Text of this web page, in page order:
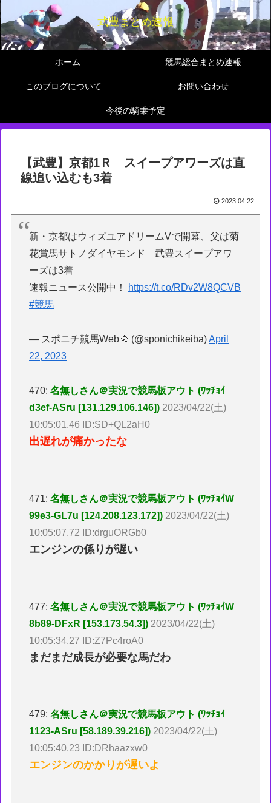
武豊まとめ速報
ホーム 競馬総合まとめ速報
このブログについて お問い合わせ
今後の騎乗予定
【武豊】京都1Ｒ スイープアワーズは直
線追い込むも3着
2023.04.22
新・京都はウィズユアドリームVで開幕、父は菊
花賞馬サトノダイヤモンド 武豊スイープアワ
ーズは3着
速報ニュース公開中！
https://t.co/RDv2W8QCVB
#競馬
— スポニチ競馬Web🐴 (@sponichikeiba)April
22, 2023
470:名無しさん＠実況で競馬板アウト (ﾜｯﾁｮｲ
d3ef-ASru [131.129.106.146]) 2023/04/22(土)
10:05:01.46 ID:SD+QL2aH0
出遅れが痛かったな
471:名無しさん＠実況で競馬板アウト (ﾜｯﾁｮｲW
99e3-GL7u [124.208.123.172]) 2023/04/22(土)
10:05:07.72 ID:drguORGb0
エンジンの係りが遅い
477:名無しさん＠実況で競馬板アウト (ﾜｯﾁｮｲW
8b89-DFxR [153.173.54.3]) 2023/04/22(土)
10:05:34.27 ID:Z7Pc4roA0
まだまだ成長が必要な馬だわ
479:名無しさん＠実況で競馬板アウト (ﾜｯﾁｮｲ
1123-ASru [58.189.39.216]) 2023/04/22(土)
10:05:40.23 ID:DRhaazxw0
エンジンのかかりが遅いよ